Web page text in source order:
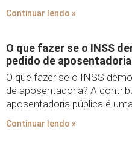
Continuar lendo »
O que fazer se o INSS
pedido de
O que fazer se o INSS
de aposentadoria? A
aposentadoria pública é
Continuar lendo »